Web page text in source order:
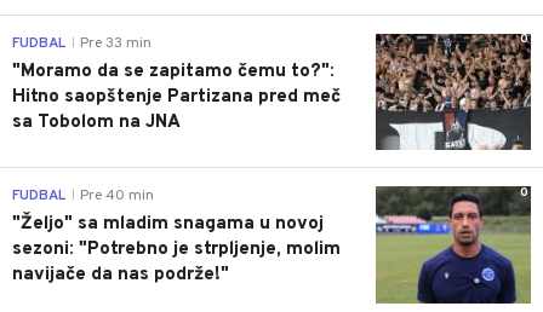
0
FUDBAL Pre 33 min
"Moramo da se zapitamo čemu to?":
Hitno saopštenje Partizana pred meč
sa Tobolom na JNA
0
FUDBAL Pre 40 min
"Željo" sa mladim snagama u novoj
sezoni: "Potrebno je strpljenje, molim
navijače da nas podrže!"